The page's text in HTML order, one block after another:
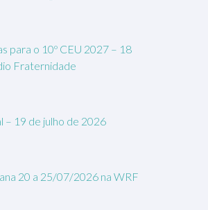
para o 10º CEU 2027 – 18
Fraternidade
– 19 de julho de 2026
20 a 25/07/2026 na WRF